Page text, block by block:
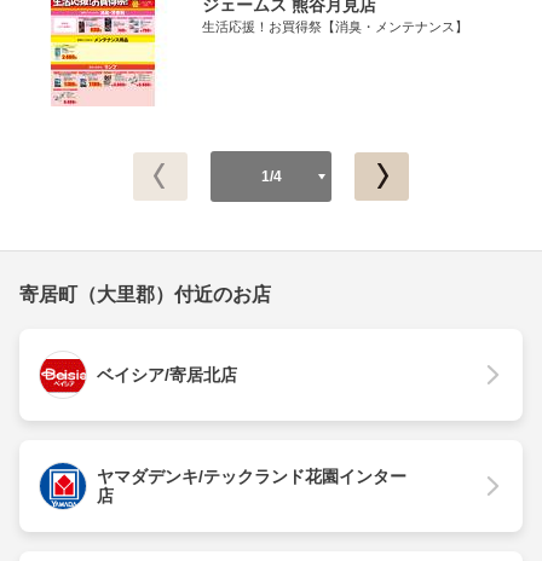
ジェームス 熊谷月見店
生活応援！お買得祭【消臭・メンテナンス】
1/4
寄居町（大里郡）付近のお店
ベイシア/寄居北店
ヤマダデンキ/テックランド花園インター
店